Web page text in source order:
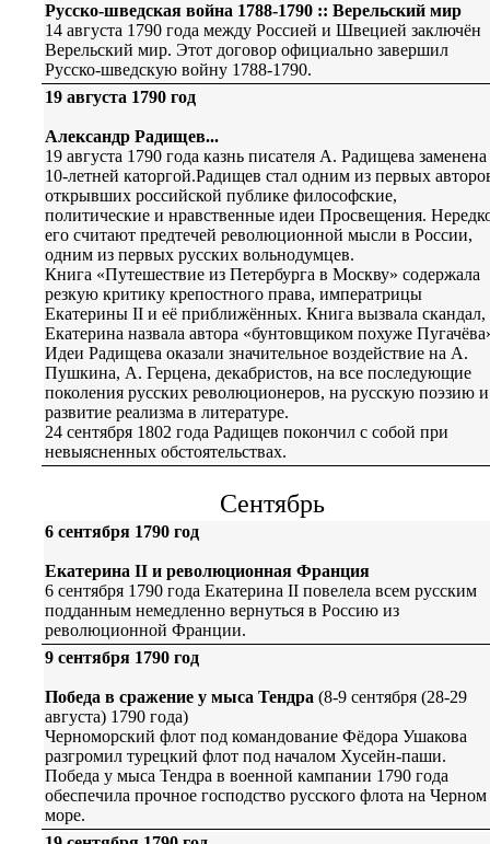
Русско-шведская война 1788-1790 :: Верельский мир
14 августа 1790 года между Россией и Швецией заключён
Верельский мир. Этот договор официально завершил
Русско-шведскую войну 1788-1790.
19 августа 1790 год
Александр Радищев...
19 августа 1790 года казнь писателя А. Радищева заменена
10-летней каторгой.Радищев стал одним из первых
открывших российской публике философские,
политические и нравственные идеи Просвещения.
его считают предтечей революционной мысли в России,
одним из первых русских вольнодумцев.
Книга «Путешествие из Петербурга в Москву» содержала
резкую критику крепостного права, императрицы
Екатерины II и её приближённых. Книга вызвала скандал,
Екатерина назвала автора «бунтовщиком похуже
Идеи Радищева оказали значительное воздействие на А.
Пушкина, А. Герцена, декабристов, на все последующие
поколения русских революционеров, на русскую поэзию и
развитие реализма в литературе.
24 сентября 1802 года Радищев покончил с собой при
невыясненных обстоятельствах.
Сентябрь
6 сентября 1790 год
Екатерина II и революционная Франция
6 сентября 1790 года Екатерина II повелела всем русским
подданным немедленно вернуться в Россию из
революционной Франции.
9 сентября 1790 год
Победа в сражение у мыса Тендра (8-9 сентября (28-29
августа) 1790 года)
Черноморский флот под командование Фёдора Ушакова
разгромил турецкий флот под началом Хусейн-паши.
Победа у мыса Тендра в военной кампании 1790 года
обеспечила прочное господство русского флота на Черном
море.